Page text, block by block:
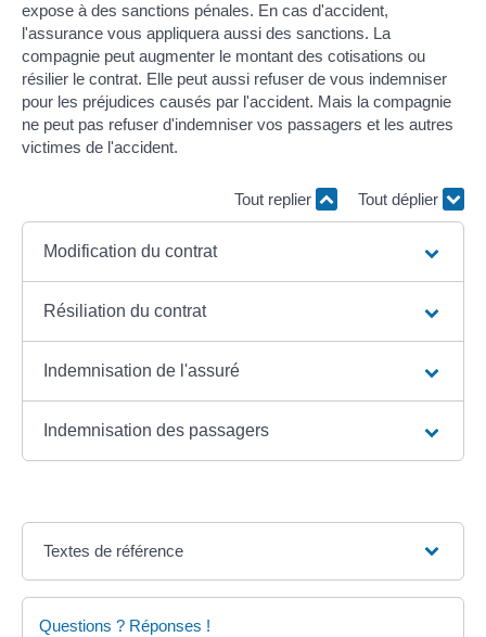
expose à des sanctions pénales. En cas d'accident,
l'assurance vous appliquera aussi des sanctions. La
compagnie peut augmenter le montant des cotisations ou
résilier le contrat. Elle peut aussi refuser de vous indemniser
pour les préjudices causés par l'accident. Mais la compagnie
ne peut pas refuser d'indemniser vos passagers et les autres
victimes de l'accident.
Tout replier Tout déplier
Modification du contrat
Résiliation du contrat
Indemnisation de l'assuré
Indemnisation des passagers
Textes de référence
Questions ? Réponses !